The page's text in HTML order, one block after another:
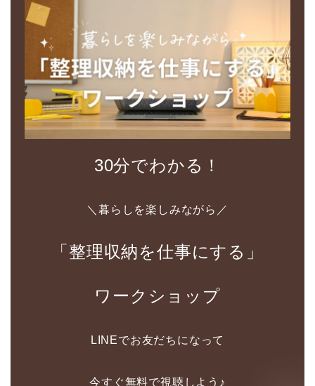
30分でわかる！
＼暮らしを楽しみながら／
「整理収納を仕事にする」
ワークショップ
LINEでお友だちになって
今すぐ無料で視聴しよう♪